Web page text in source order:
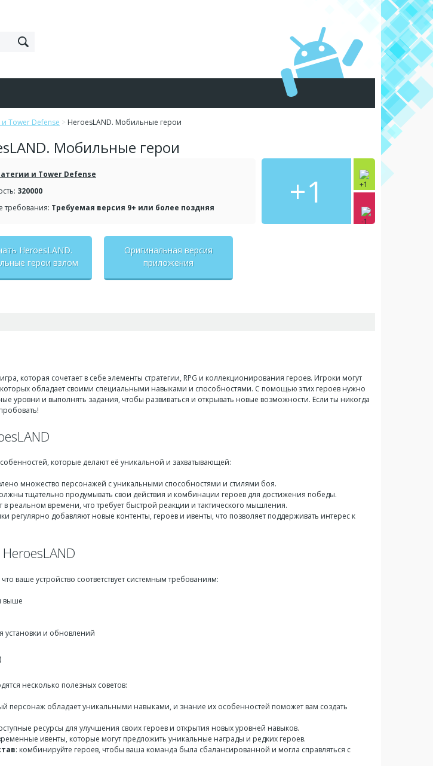
и Tower Defense > HeroesLAND. Мобильные герои
Мобильные герои
+1
и Tower Defense
320000
требования: Требуемая версия 9+ или более поздняя
HeroesLAND.
герои взлом
Оригинальная версия
приложения
которая сочетает в себе элементы стратегии, RPG и коллекционирования героев. Игроки могут
обладает своими специальными навыками и способностями. С помощью этих героев нужно
уровни и выполнять задания, чтобы развиваться и открывать новые возможности. Если ты никогда
которые делают её уникальной и захватывающей:
множество персонажей с уникальными способностями и стилями боя.
тщательно продумывать свои действия и комбинации героев для достижения победы.
в реальном времени, что требует быстрой реакции и тактического мышления.
регулярно добавляют новые контенты, героев и ивенты, что позволяет поддерживать интерес к
ваше устройство соответствует системным требованиям:
выше
установки и обновлений
несколько полезных советов:
персонаж обладает уникальными навыками, и знание их особенностей поможет вам создать
ресурсы для улучшения своих героев и открытия новых уровней навыков.
ивенты, которые могут предложить уникальные награды и редких героев.
: комбинируйте героев, чтобы ваша команда была сбалансированной и могла справляться с